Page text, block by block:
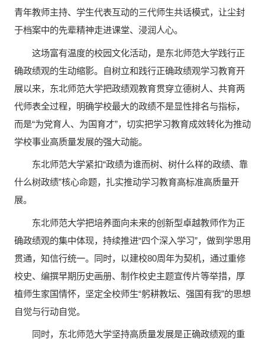
青年教师主持、学生代表互动的三代师生共话模式，让尘封
于档案中的先辈精神走进课堂、浸润人心。
这场富有温度的校园文化活动，是东北师范大学践行正
确政绩观的生动缩影。自树立和践行正确政绩观学习教育开
展以来，东北师范大学把政绩观教育贯穿立德树人、共育两
代师表全过程，明确学校最大的政绩不是显性排名与指标，
而是“为党育人、为国育才”，切实把学习教育成效转化为推动
学校事业高质量发展的强大动能。
东北师范大学紧扣“政绩为谁而树、树什么样的政绩、靠
什么树政绩”核心命题，扎实推动学习教育高标准高质量开
展。
东北师范大学把培养面向未来的创新型卓越教师作为正
确政绩观的集中体现，持续推进“四个深入学习”，做到学思用
贯通，知信行统一。同时，以建校80周年为契机，通过重修
校史、编撰早期历史画册、制作校史主题宣传片等举措，厚
植师生家国情怀，坚定全校师生“躬耕教坛、强国有我”的思想
自觉与行动自觉。
同时，东北师范大学坚持高质量发展是正确政绩观的重